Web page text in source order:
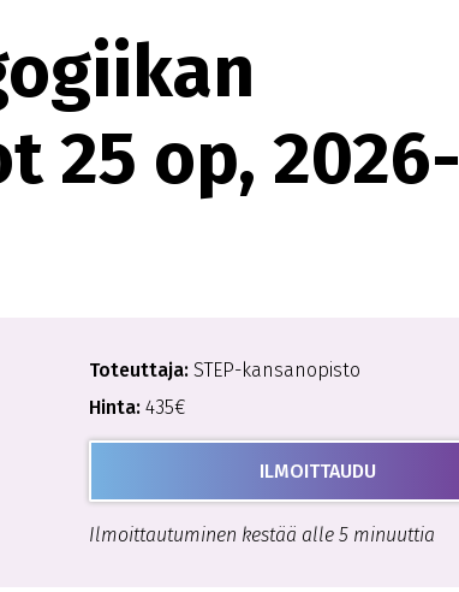
25 op, 2026-
Toteuttaja: STEP-kansanopisto
Hinta: 435€
ILMOITTAUDU
Ilmoittautuminen kestää alle 5 minuuttia